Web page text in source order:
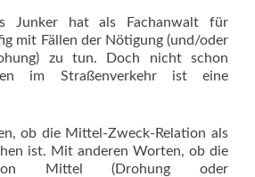
Junker hat als Fachanwalt für
mit Fällen der Nötigung (und/oder
zu tun. Doch nicht schon
im Straßenverkehr ist eine
ob die Mittel-Zweck-Relation als
ist. Mit anderen Worten, ob die
Mittel (Drohung oder